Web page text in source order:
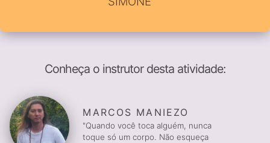
Conheça o instrutor desta atividade:
MARCOS MANIEZO
"Quando você toca alguém, nunca
toque só um corpo. Não esqueça